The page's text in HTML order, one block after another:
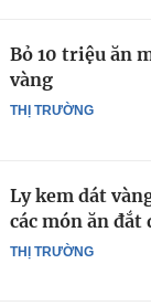
THỊ TRƯỜNG
Bỏ 10 triệu ăn
vàng
THỊ TRƯỜNG
Ly kem dát
các món ăn đắt